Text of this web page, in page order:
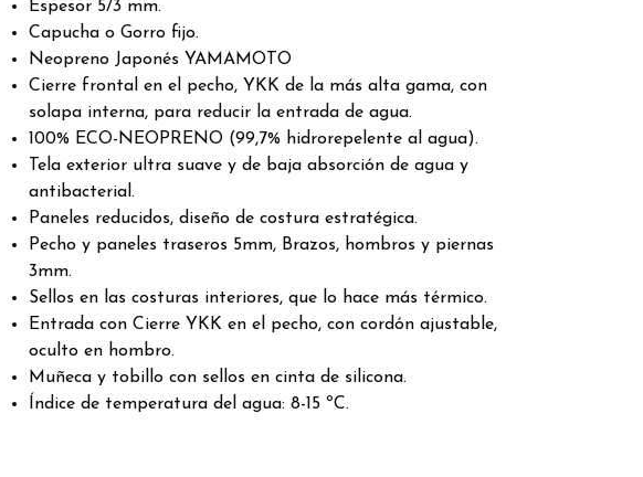
Espesor 5/3 mm.
Capucha o Gorro fijo.
Neopreno Japonés YAMAMOTO
Cierre frontal en el pecho, YKK de la más alta gama, con
solapa interna, para reducir la entrada de agua.
100% ECO-NEOPRENO (99,7% hidrorepelente al agua).
Tela exterior ultra suave y de baja absorción de agua y
antibacterial.
Paneles reducidos, diseño de costura estratégica.
Pecho y paneles traseros 5mm, Brazos, hombros y piernas
3mm.
Sellos en las costuras interiores, que lo hace más térmico.
Entrada con Cierre YKK en el pecho, con cordón ajustable,
oculto en hombro.
Muñeca y tobillo con sellos en cinta de silicona.
Índice de temperatura del agua: 8-15 ºC.